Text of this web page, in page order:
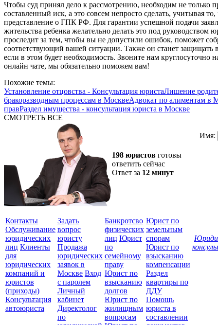
Чтобы суд принял дело к рассмотрению, необходим не только
составленный иск, а это совсем непросто сделать, учитывая
представление о ГПК РФ. Для гарантии успешной подачи
жительства ребенка желательно делать это под
проследит за тем, чтобы вы не допустили ошибок, поможет
соответствующий вашей ситуации. Также он станет защищать
если в этом будет необходимость. Звоните нам
онлайн чате, мы обязательно поможем вам!
Похожие темы:
Установление отцовства - Консультация юристаЛишение
бракоразводным процессам в МосквеАдвокат по алиментам в
правРаздел имущества - консультация юриста в Москве
СМОТРЕТЬ ВСЕ
198 юристов готовы
ответить сейчас
Ответ за 12 минут
Имя:
Контакты
Обслуживание
юридических
лиц Клиенты
для
юридических
компаний и
юристов
(приходы)
Консультация
автоюриста
Задать
вопрос
юристу
Продажа
юридических
заявок в
Москве Вход
с паролем
Личный
кабинет
Директолог
по
Банкротсво
физических
лиц Юрист
по
семейному
праву
Юрист по
взысканию
долгов
Юрист по
жилищным
вопросам
Юрист по
земельным
спорам
Юрист по
взысканию
компенсации
Раздел
квартиры по
ДДУ
Помощь
юриста в
составлении